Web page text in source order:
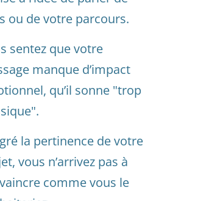
ou de votre parcours.
sentez que votre
manque d’impact
qu’il sonne "trop
la pertinence de votre
vous n’arrivez pas à
comme vous le